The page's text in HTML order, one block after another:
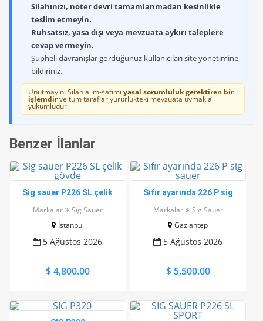
Silahınızı, noter devri tamamlanmadan kesinlikle
teslim etmeyin.
Ruhsatsız, yasa dışı veya mevzuata aykırı taleplere
cevap vermeyin.
Şüpheli davranışlar gördüğünüz kullanıcıları site yönetimine
bildiriniz.
Unutmayın: Silah alım-satımı yasal sorumluluk gerektiren bir
işlemdirve tüm taraflar yürürlükteki mevzuata uymakla
yükümlüdür.
Benzer İlanlar
Sig sauer P226 SL çelik
Markalar
Sig Sauer
İstanbul
5 Ağustos 2026
$ 4,800.00
Sıfır ayarında 226 P sig
Markalar
Sig Sauer
Gaziantep
5 Ağustos 2026
$ 5,500.00